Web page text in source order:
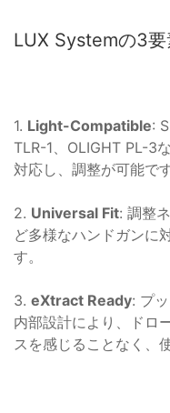
LUX Systemの3要
1. Light-Compatible:
TLR-1、OLIGHT PL-3
対応し、調整が可能です
2. Universal Fit: 調整
ど多様なハンドガンに
す。
3. eXtract Ready: プ
内部設計により、ドロ
スを感じることなく、